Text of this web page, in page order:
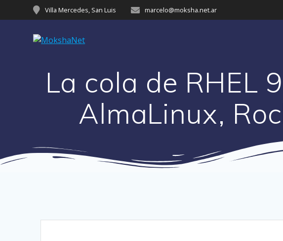
Villa Mercedes, San Luis marcelo@moksha.net.ar
La cola de RHEL
AlmaLinux,